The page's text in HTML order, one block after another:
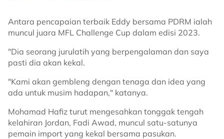
Antara pencapaian terbaik Eddy bersama PDRM ialah
muncul juara MFL Challenge Cup dalam edisi 2023.
"Dia seorang jurulatih yang berpengalaman dan saya
pasti dia akan kekal.
"Kami akan gembleng dengan tenaga dan idea yang
ada untuk musim hadapan," katanya.
Mohamad Hafiz turut mengesahkan tonggak tengah
kelahiran Jordan, Fadi Awad, muncul satu-satunya
pemain import yang kekal bersama pasukan.